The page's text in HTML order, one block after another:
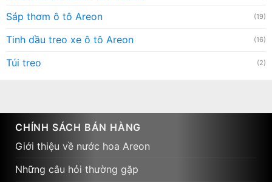
Sáp thơm ô tô Areon (19)
Tinh dầu treo xe ô tô Areon (16)
Túi treo (2)
CHÍNH SÁCH BÁN HÀNG
Giới thiệu về nước hoa Areon
Những câu hỏi thường gặp